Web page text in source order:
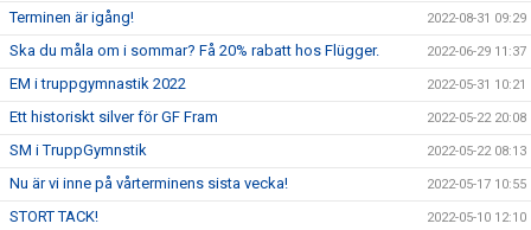
Terminen är igång! 2022-08-31 09:29
Ska du måla om i sommar? Få 20% rabatt hos Flügger. 2022-06-29 11:37
EM i truppgymnastik 2022 2022-05-31 10:21
Ett historiskt silver för GF Fram 2022-05-22 20:08
SM i TruppGymnstik 2022-05-22 08:13
Nu är vi inne på vårterminens sista vecka! 2022-05-17 10:55
STORT TACK! 2022-05-10 12:10